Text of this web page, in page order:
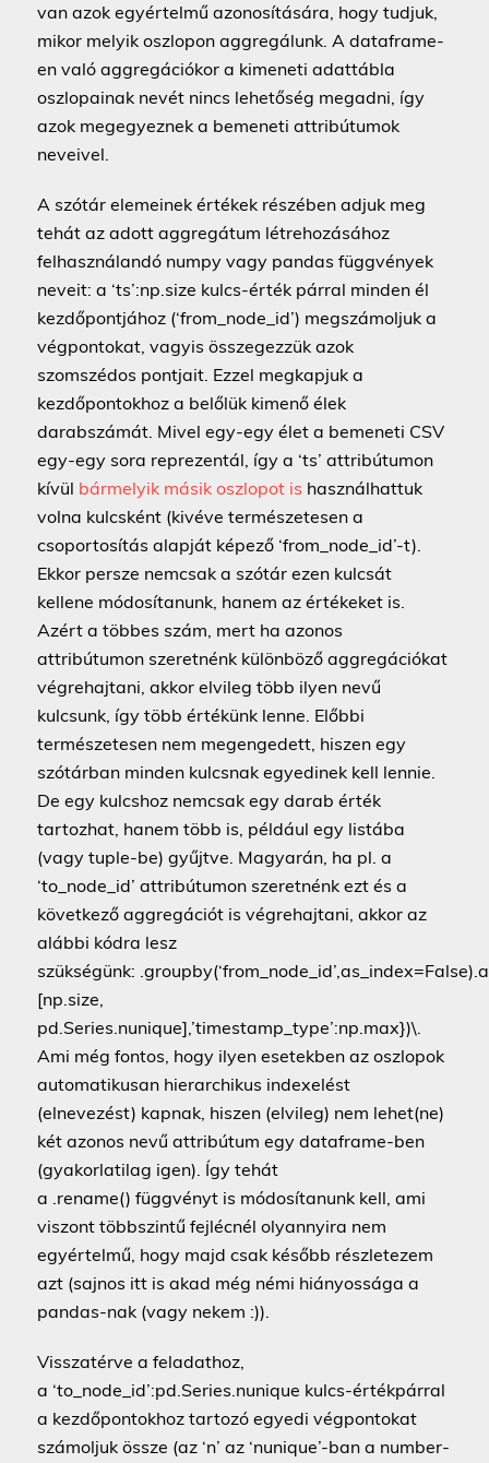
van azok egyértelmű azonosítására, hogy tudjuk,
mikor melyik oszlopon aggregálunk. A dataframe-
en való aggregációkor a kimeneti adattábla
oszlopainak nevét nincs lehetőség megadni, így
azok megegyeznek a bemeneti attribútumok
neveivel.
A szótár elemeinek értékek részében adjuk meg
tehát az adott aggregátum létrehozásához
felhasználandó numpy vagy pandas függvények
neveit: a ‘ts’:np.size kulcs-érték párral minden él
kezdőpontjához (‘from_node_id’) megszámoljuk a
végpontokat, vagyis összegezzük azok
szomszédos pontjait. Ezzel megkapjuk a
kezdőpontokhoz a belőlük kimenő élek
darabszámát. Mivel egy-egy élet a bemeneti CSV
egy-egy sora reprezentál, így a ‘ts’ attribútumon
kívül bármelyik másik oszlopot is használhattuk
volna kulcsként (kivéve természetesen a
csoportosítás alapját képező ‘from_node_id’-t).
Ekkor persze nemcsak a szótár ezen kulcsát
kellene módosítanunk, hanem az értékeket is.
Azért a többes szám, mert ha azonos
attribútumon szeretnénk különböző aggregációkat
végrehajtani, akkor elvileg több ilyen nevű
kulcsunk, így több értékünk lenne. Előbbi
természetesen nem megengedett, hiszen egy
szótárban minden kulcsnak egyedinek kell lennie.
De egy kulcshoz nemcsak egy darab érték
tartozhat, hanem több is, például egy listába
(vagy tuple-be) gyűjtve. Magyarán, ha pl. a
‘to_node_id’ attribútumon szeretnénk ezt és a
következő aggregációt is végrehajtani, akkor az
alábbi kódra lesz
szükségünk:
[np.size,
pd.Series.nunique],’timestamp_type’:np.max})\.
Ami még fontos, hogy ilyen esetekben az oszlopok
automatikusan hierarchikus indexelést
(elnevezést) kapnak, hiszen (elvileg) nem lehet(ne)
két azonos nevű attribútum egy dataframe-ben
(gyakorlatilag igen). Így tehát
a .rename() függvényt is módosítanunk kell, ami
viszont többszintű fejlécnél olyannyira nem
egyértelmű, hogy majd csak később részletezem
azt (sajnos itt is akad még némi hiányossága a
pandas-nak (vagy nekem :)).
Visszatérve a feladathoz,
a ‘to_node_id’:pd.Series.nunique kulcs-értékpárral
a kezdőpontokhoz tartozó egyedi végpontokat
számoljuk össze (az ‘n’ az ‘nunique’-ban a number-